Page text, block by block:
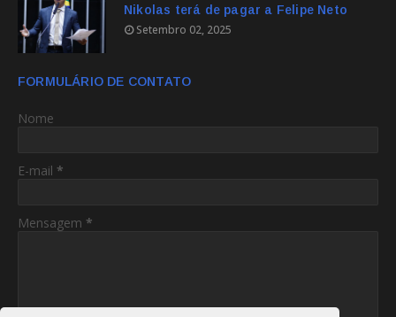
Nikolas terá de pagar a Felipe Neto
Setembro 02, 2025
FORMULÁRIO DE CONTATO
Nome
E-mail *
Mensagem *